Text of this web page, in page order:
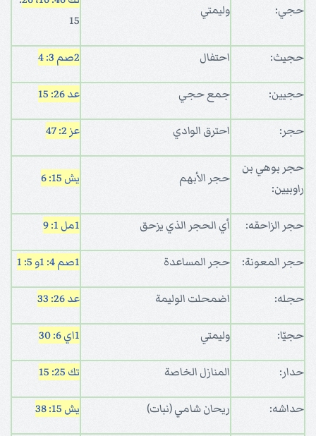
حجي: وليمتي
15
حجيث: احتفال 2صم 3: 4
حجيين: جمع حجي عد 26: 15
حجر: احترق الوادي عز 2: 47
حجر بوهي بن
راوبيين:
حجر الأبهم يش 15: 6
حجر الزاحقه: أي الحجر الذي يزحق 1مل 1: 9
حجر المعونة: حجر المساعدة 1صم 4: 1 و 5: 1
حجله: اضمحلت الوليمة عد 26: 33
حجيّا: وليمتي 1اي 6: 30
حدار: المنازل الخاصة تك 25: 15
حداشه: ريحان شامي (نبات) يش 15: 38